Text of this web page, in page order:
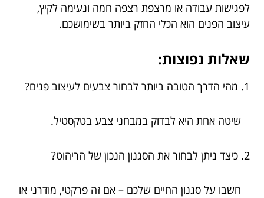
לפגישות עבודה או מרצפת רצפה חמה ונעימה לקיץ,
עיצוב הפנים הוא הכלי החזק ביותר בשימושכם.
שאלות נפוצות:
1. מהי הדרך הטובה ביותר לבחור צבעים לעיצוב פנים?
שיטה אחת היא לבדוק במבחני צבע בטקסטיל.
2. כיצד ניתן לבחור את הסגנון הנכון של הריהוט?
חשבו על סגנון החיים שלכם – אם זה פרקטי, מודרני או